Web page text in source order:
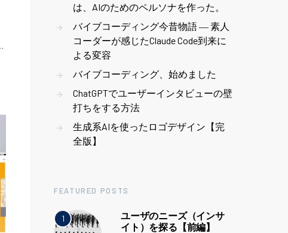
は、AIのためのペルソナを作った。
バイブコーディング今昔物語 ― 素人
コーダーが感じたClaude Code到来に
よる変容
バイブコーディング、始めました
ChatGPTでユーザーインタビューの壁
打ちをする方法
生成系AIを使ったロゴデザイン【完
全版】
FEATURED POSTS
1
ユーザのニーズ（インサ
イト）を探る【前編】